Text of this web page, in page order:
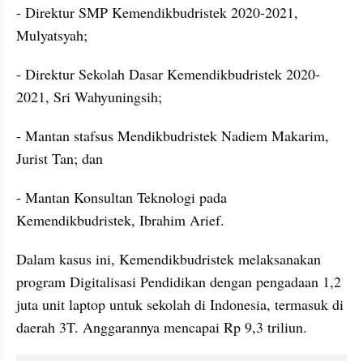
- Direktur SMP Kemendikbudristek 2020-2021,
Mulyatsyah;
- Direktur Sekolah Dasar Kemendikbudristek 2020-
2021, Sri Wahyuningsih;
- Mantan stafsus Mendikbudristek Nadiem Makarim,
Jurist Tan; dan
- Mantan Konsultan Teknologi pada
Kemendikbudristek, Ibrahim Arief.
Dalam kasus ini, Kemendikbudristek melaksanakan
program Digitalisasi Pendidikan dengan pengadaan 1,2
juta unit laptop untuk sekolah di Indonesia, termasuk di
daerah 3T. Anggarannya mencapai Rp 9,3 triliun.